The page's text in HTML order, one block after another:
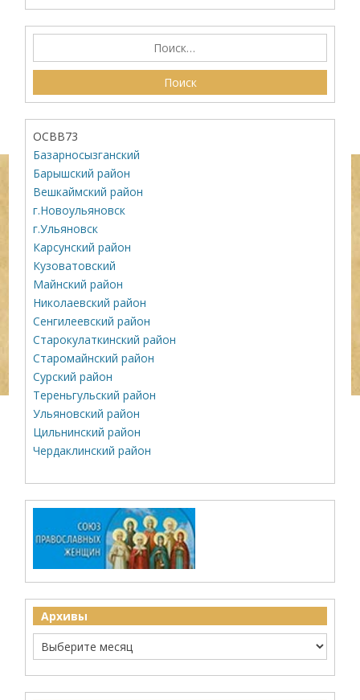
ОСВВ73
Базарносызганский
Барышский район
Вешкаймский район
г.Новоульяновск
г.Ульяновск
Карсунский район
Кузоватовский
Майнский район
Николаевский район
Сенгилеевский район
Старокулаткинский район
Старомайнский район
Сурский район
Тереньгульский район
Ульяновский район
Цильнинский район
Чердаклинский район
Архивы